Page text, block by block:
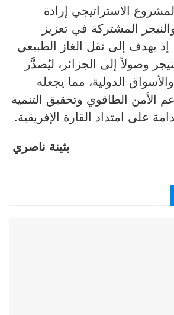
الاستراتيجي إرادة
المشتركة في تعزيز
إذ يهدف إلى نقل الغاز الطبيعي
وصولاً إلى الجزائر، ليُصدَّر
الدولية، مما يجعله
الأمن الطاقوي وتحقيق التنمية
على امتداد القارة الإفريقية.
بثينة ناصري